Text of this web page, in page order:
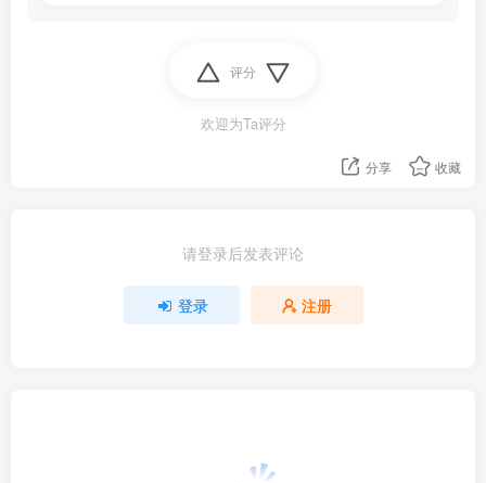
评分
欢迎为Ta评分
分享 收藏
请登录后发表评论
登录 注册